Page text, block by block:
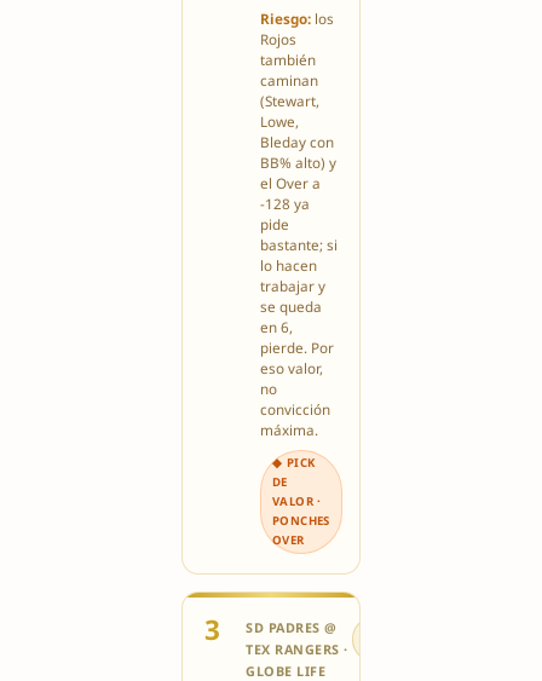
Riesgo: los
Rojos
también
caminan
(Stewart,
Lowe,
Bleday con
BB% alto) y
el Over a
-128 ya
pide
bastante; si
lo hacen
trabajar y
se queda
en 6,
pierde. Por
eso valor,
no
convicción
máxima.
◆ PICK
DE
VALOR ·
PONCHES
OVER
3
SD PADRES @
TEX RANGERS ·
GLOBE LIFE